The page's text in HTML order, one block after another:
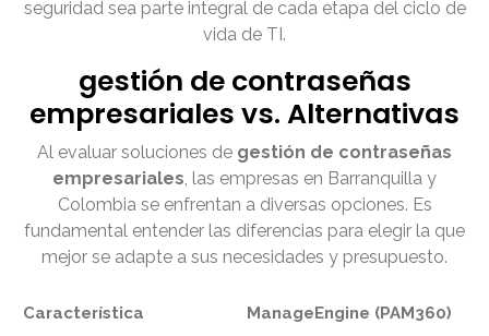
seguridad sea parte integral de cada etapa del ciclo de
vida de TI.
gestión de contraseñas
empresariales vs. Alternativas
Al evaluar soluciones de gestión de contraseñas
empresariales, las empresas en Barranquilla y
Colombia se enfrentan a diversas opciones. Es
fundamental entender las diferencias para elegir la que
mejor se adapte a sus necesidades y presupuesto.
Característica ManageEngine (PAM360)